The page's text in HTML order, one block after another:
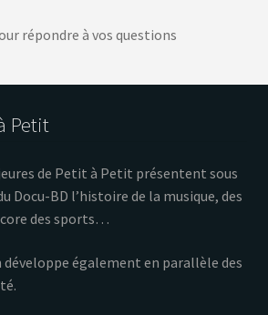
répondre à vos questions
Petit
de Petit à Petit présentent sous
Docu-BD l’histoire de la musique, des
des sports…
développe également en parallèle des